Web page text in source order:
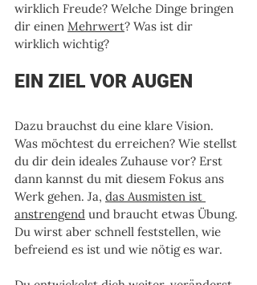
wirklich Freude? Welche Dinge bringen
dir einen Mehrwert? Was ist dir
wirklich wichtig?
EIN ZIEL VOR AUGEN
Dazu brauchst du eine klare Vision.
Was möchtest du erreichen? Wie stellst
du dir dein ideales Zuhause vor? Erst
dann kannst du mit diesem Fokus ans
Werk gehen. Ja, das Ausmisten ist
anstrengend und braucht etwas Übung.
Du wirst aber schnell feststellen, wie
befreiend es ist und wie nötig es war.